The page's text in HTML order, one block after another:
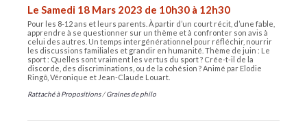
Le Samedi 18 Mars 2023 de 10h30 à 12h30
Pour les 8-12 ans et leurs parents. À partir d’un court récit, d’une fable,
apprendre à se questionner sur un thème et à confronter son avis à
celui des autres. Un temps intergénérationnel pour réfléchir, nourrir
les discussions familiales et grandir en humanité. Thème de juin : Le
sport : Quelles sont vraiment les vertus du sport ? Crée-t-il de la
discorde, des discriminations, ou de la cohésion ? Animé par Elodie
Ringô, Véronique et Jean-Claude Louart.
Rattaché à Propositions /Graines de philo